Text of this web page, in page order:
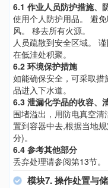
6.1 作业人员防护措施、
使用个人防护用品。 避
风。 移去所有火源。
人员疏散到安全区域。
在低洼处积聚。
6.2 环境保护措施
如能确保安全，可采取
品进入下水道。
6.3 泄漏化学品的收容、
围堵溢出，用防电真空
置到容器中去,根据当地
分)。
6.4 参考其他部分
丢弃处理请参阅第13节。
模块7. 操作处置与